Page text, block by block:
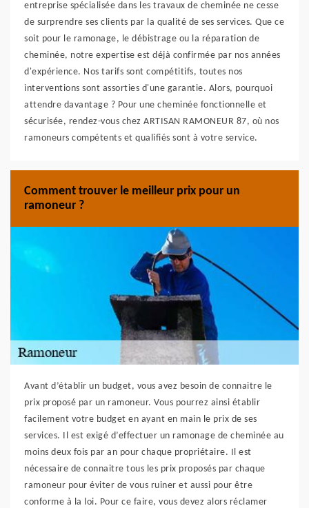
entreprise spécialisée dans les travaux de cheminée ne cesse
de surprendre ses clients par la qualité de ses services. Que ce
soit pour le ramonage, le débistrage ou la réparation de
cheminée, notre expertise est déjà confirmée par nos années
d'expérience. Nos tarifs sont compétitifs, toutes nos
interventions sont assorties d'une garantie. Alors, pourquoi
attendre davantage ? Pour une cheminée fonctionnelle et
sécurisée, rendez-vous chez ARTISAN RAMONEUR 87, où nos
ramoneurs compétents et qualifiés sont à votre service.
Comment trouver le meilleur prix pour un
ramoneur ?
Avant d’établir un budget, vous avez besoin de connaitre le
prix proposé par un ramoneur. Vous pourrez ainsi établir
facilement votre budget en ayant en main le prix de ses
services. Il est exigé d’effectuer un ramonage de cheminée au
moins deux fois par an pour chaque propriétaire. Il est
nécessaire de connaitre tous les prix proposés par chaque
ramoneur pour éviter de vous ruiner et aussi pour être
conforme à la loi. Pour ce faire, vous devez alors réclamer